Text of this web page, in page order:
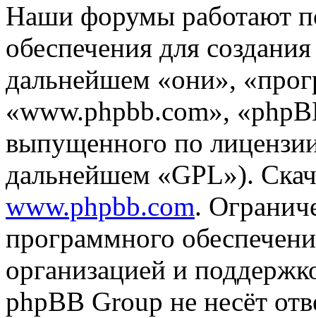
Наши форумы работают
обеспечения для
дальнейшем «они»,
«www.phpbb.com»,
выпущенного по
дальнейшем «GPL»).
www.phpbb.com.
программного
организацией и
phpBB Group не несёт